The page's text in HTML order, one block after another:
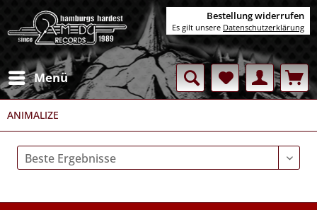
Menü
ANIMALIZE
Bestellung widerrufen
Es gilt unsere Datenschutzerklärung